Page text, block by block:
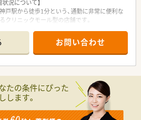
況について】
戸駅から徒歩1分という、通勤に非常に便利な
クリニックモール型の店舗です。
、約700品目の医薬品を取り扱います。
務を行っており、薬剤師は常勤3名とパート3
力しながら円滑に店舗を運営しています。
以上の調剤薬局やOTC店舗を展開し、介護施設
着型の多角的な事業展開が特徴の企業です。
規開局を行っており、門前薬局の立ち上げ
継ぎなど、多彩な店舗開発に携わることができ
お問い合わせ
たの条件にぴった
します。